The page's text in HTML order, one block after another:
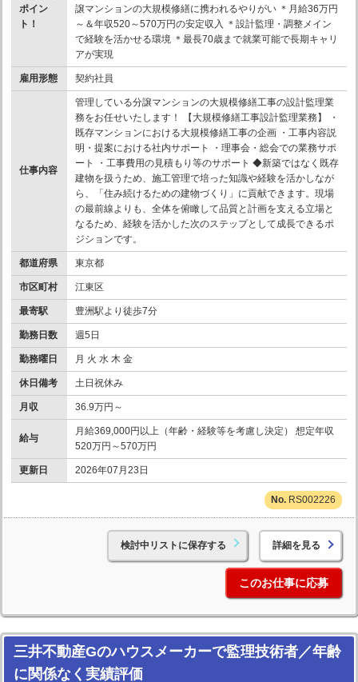
ポイン
ト！
譲マンションの大規模修繕に携われるやりがい ＊月給36万円
～＆年収520～570万円の安定収入 ＊設計監理・調整メイン
で経験を活かせる環境 ＊最長70歳まで就業可能で長期キャリ
アが実現
雇用形態 契約社員
仕事内容
管理している分譲マンションの大規模修繕工事の設計監理業
務をお任せいたします！ 【大規模修繕工事設計監理業務】 ・
既存マンションにおける大規模修繕工事の企画 ・工事内容説
明・提案における社内サポート ・理事会・総会での業務サポ
ート ・工事費用の見積もり等のサポート ◆新築ではなく既存
建物を扱うため、施工管理で培った知識や経験を活かしなが
ら、「住み続けるための建物づくり」に貢献できます。現場
の最前線よりも、全体を俯瞰して品質と計画を支える立場と
なるため、経験を活かした次のステップとして成長できるポ
ジションです。
都道府県 東京都
市区町村 江東区
最寄駅 豊洲駅より徒歩7分
勤務日数 週5日
勤務曜日 月 火 水 木 金
休日備考 土日祝休み
月収 36.9万円～
給与
月給369,000円以上（年齢・経験等を考慮し決定） 想定年収
520万円～570万円
更新日 2026年07月23日
RS002226
検討中リストに保存する 詳細を見る
このお仕事に応募
三井不動産Gのハウスメーカーで監理技術者／年齢
に関係なく実績評価